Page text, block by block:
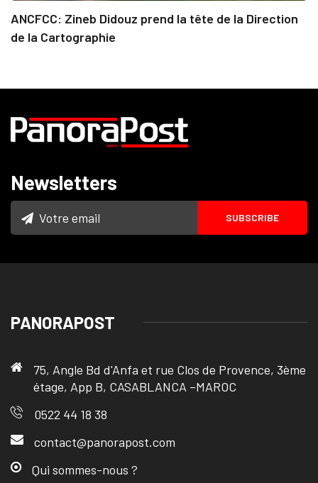
ANCFCC: Zineb Didouz prend la tête de la Direction
de la Cartographie
Newsletters
PANORAPOST
75, Angle Bd d'Anfa et rue Clos de Provence, 3ème
étage, App B, CASABLANCA –MAROC
0522 44 18 38
contact@panorapost.com
Qui sommes-nous ?